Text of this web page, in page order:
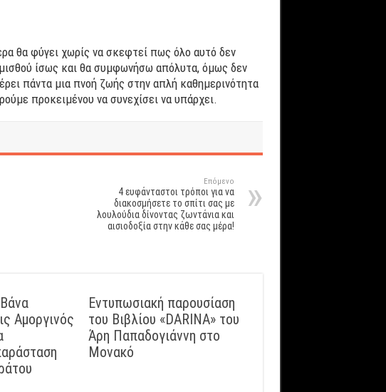
θα φύγει χωρίς να σκεφτεί πως όλο αυτό δεν
ίσως και θα συμφωνήσω απόλυτα, όμως δεν
πάντα μια πνοή ζωής στην απλή καθημερινότητα
προκειμένου να συνεχίσει να υπάρχει.
Επόμενο
4 ευφάνταστοι τρόποι για να
διακοσμήσετε το σπίτι σας με
λουλούδια δίνοντας ζωντάνια και
αισιοδοξία στην κάθε σας μέρα!
Αμοργινός
Εντυπωσιακή παρουσίαση
του Βιβλίου «DARINA» του
Άρη Παπαδογιάννη στο
Μονακό